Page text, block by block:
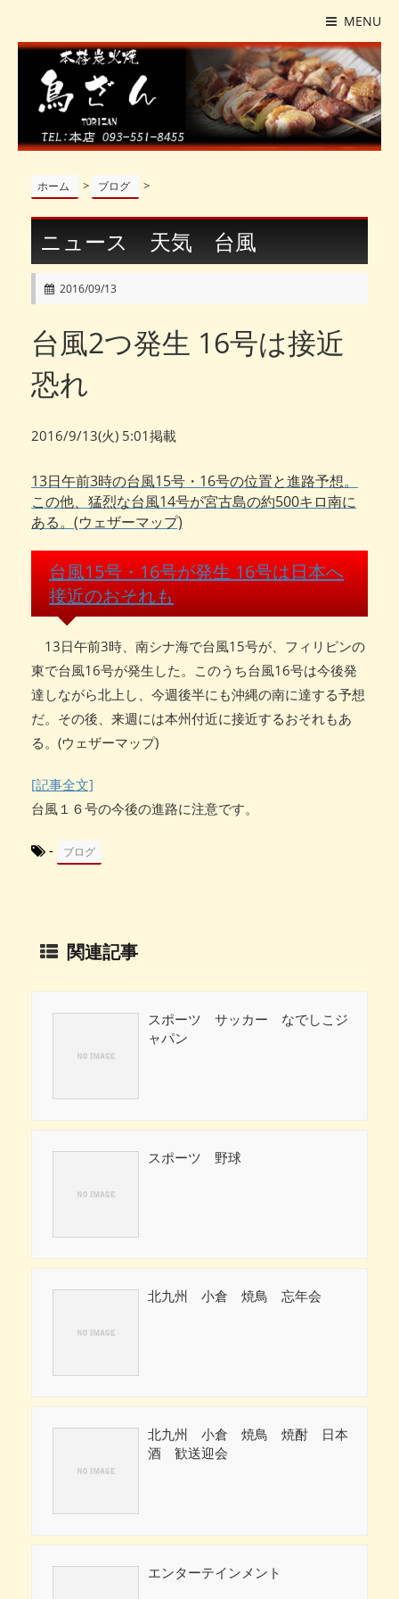
MENU
ホーム > ブログ >
ニュース 天気 台風
2016/09/13
台風2つ発生 16号は接近
恐れ
2016/9/13(火) 5:01掲載
13日午前3時の台風15号・16号の位置と進路予想。
この他、猛烈な台風14号が宮古島の約500キロ南に
ある。(ウェザーマップ)
台風15号・16号が発生 16号は日本へ
接近のおそれも
13日午前3時、南シナ海で台風15号が、フィリピンの
東で台風16号が発生した。このうち台風16号は今後発
達しながら北上し、今週後半にも沖縄の南に達する予想
だ。その後、来週には本州付近に接近するおそれもあ
る。(ウェザーマップ)
[記事全文]
台風１６号の今後の進路に注意です。
- ブログ
関連記事
スポーツ サッカー なでしこジ
ャパン
スポーツ 野球
北九州 小倉 焼鳥 忘年会
北九州 小倉 焼鳥 焼酎 日本
酒 歓送迎会
エンターテインメント